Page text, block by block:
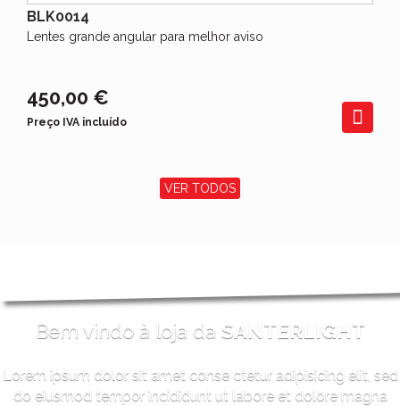
BLK0014
Lentes grande angular para melhor aviso
450,00 €
Preço IVA incluído
VER TODOS
Bem vindo à loja da SANTERLIGHT
Lorem ipsum dolor sit amet conse ctetur adipisicing elit, sed
do eiusmod tempor incididunt ut labore et dolore magna